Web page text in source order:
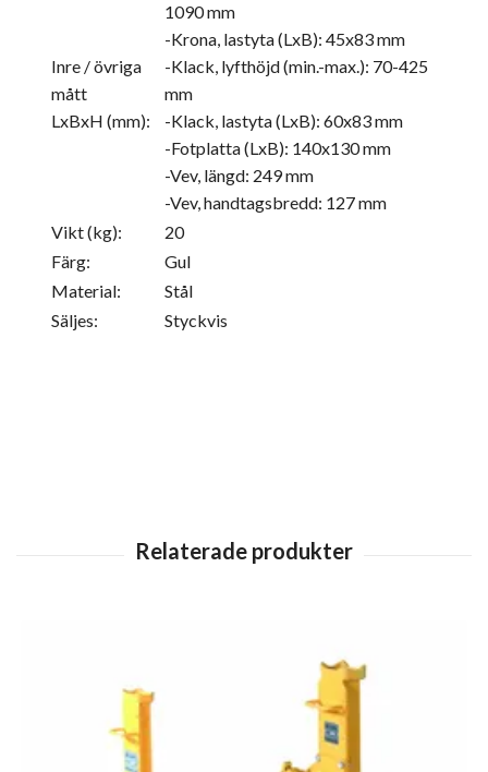
Inre / övriga
mått
LxBxH (mm):
1090 mm
-Krona, lastyta (LxB): 45x83 mm
-Klack, lyfthöjd (min.-max.): 70-425
mm
-Klack, lastyta (LxB): 60x83 mm
-Fotplatta (LxB): 140x130 mm
-Vev, längd: 249 mm
-Vev, handtagsbredd: 127 mm
Vikt (kg):
20
Färg:
Gul
Material:
Stål
Säljes:
Styckvis